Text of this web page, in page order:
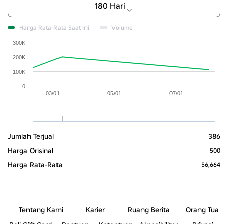
180 Hari
Harga Rata-Rata Saat Ini Volume
03/01 05/01 07/01
0
100K
200K
300K
Jumlah Terjual
386
Harga Orisinal
500
Harga Rata-Rata 56,664
Tentang Kami Karier Ruang Berita
Orang Tua